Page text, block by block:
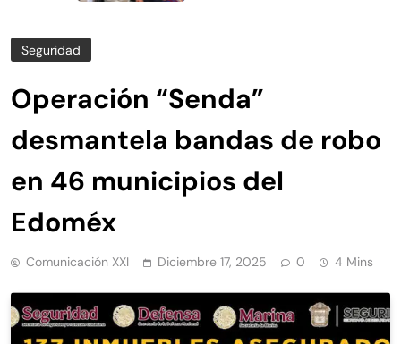
Seguridad
Operación “Senda”
desmantela bandas de robo
en 46 municipios del
Edoméx
Comunicación XXI Diciembre 17, 2025 0 4 Mins